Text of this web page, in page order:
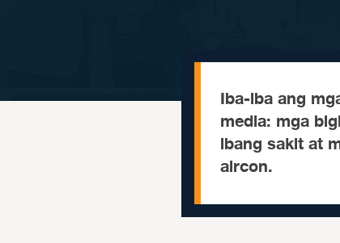
Iba-iba ang
media: mga
ibang sakit at
aircon.